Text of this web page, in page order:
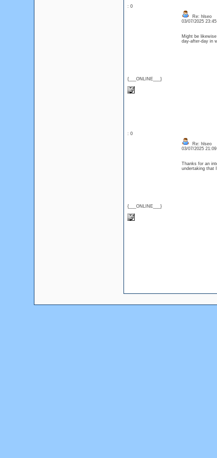
: 0
{___ONLINE___}
Re: hlseo
03/07/2025
Might be
day-after-day in
: 0
{___ONLINE___}
Re: hlseo
03/07/2025
Thanks for an
undertaking that